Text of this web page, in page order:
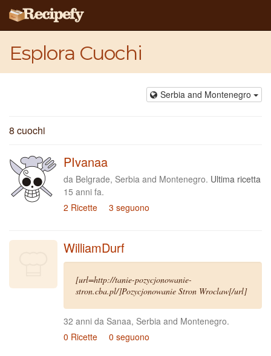
Esplora Cuochi
Serbia and Montenegro
8 cuochi
PIvanaa
da Belgrade, Serbia and Montenegro. Ultima ricetta
15 anni fa.
2 Ricette
3 seguono
WilliamDurf
[url=http://tanie-pozycjonowanie-
stron.cba.pl/]Pozycjonowanie Stron Wroclaw[/url]
32 anni da Sanaa, Serbia and Montenegro.
0 Ricette
0 seguono